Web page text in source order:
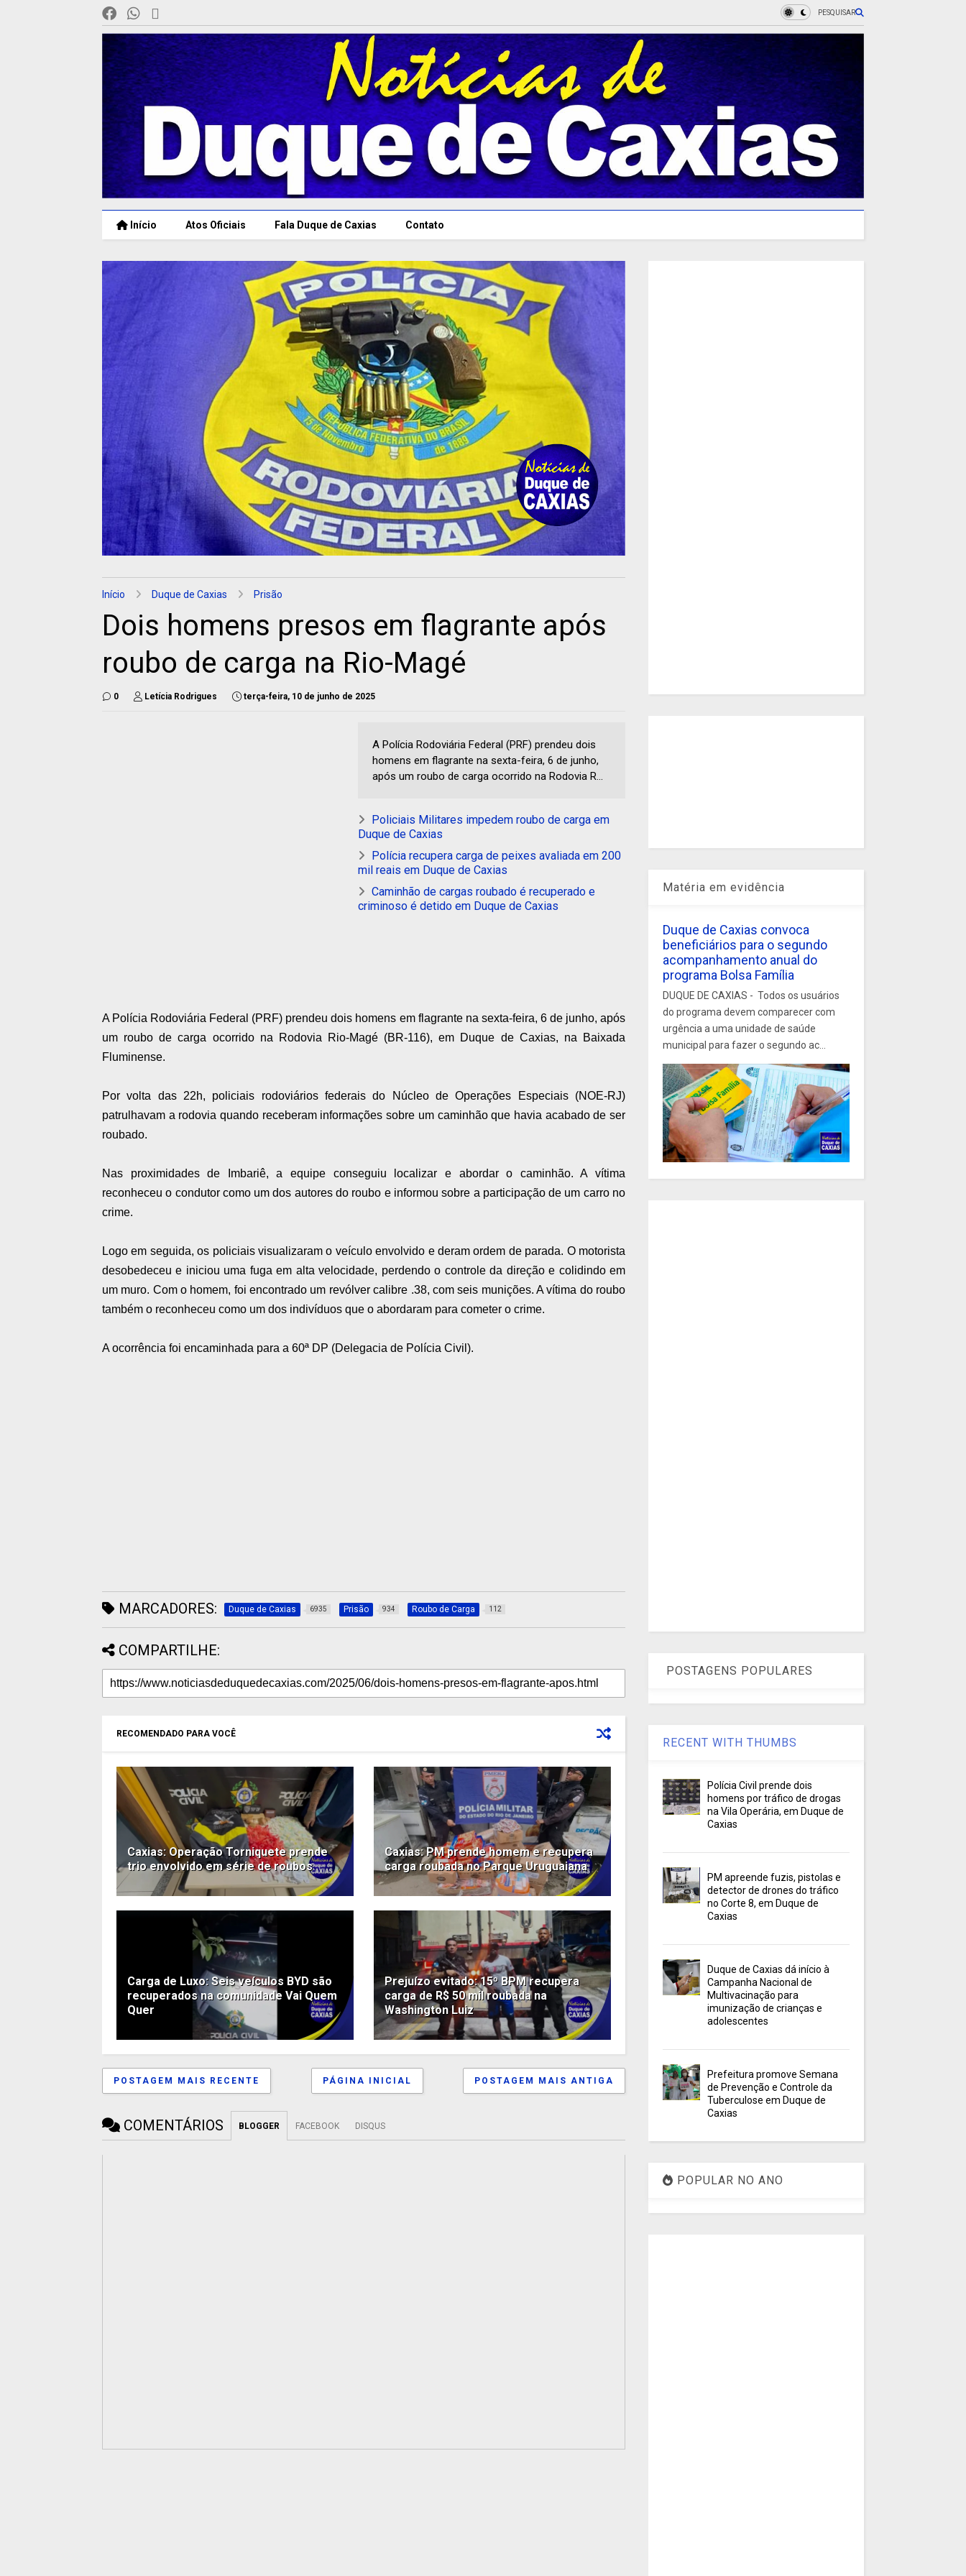
PESQUISAR
Início Atos Oficiais Fala Duque de Caxias Contato
Início Duque de Caxias Prisão
Dois homens presos em flagrante após
roubo de carga na Rio-Magé
0 Letícia Rodrigues terça-feira, 10 de junho de 2025
A Polícia Rodoviária Federal (PRF) prendeu dois
homens em flagrante na sexta-feira, 6 de junho,
após um roubo de carga ocorrido na Rodovia R...
Policiais Militares impedem roubo de carga em
Duque de Caxias
Polícia recupera carga de peixes avaliada em 200
mil reais em Duque de Caxias
Caminhão de cargas roubado é recuperado e
criminoso é detido em Duque de Caxias
A Polícia Rodoviária Federal (PRF) prendeu dois homens em flagrante na sexta-feira, 6 de junho, após
um roubo de carga ocorrido na Rodovia Rio-Magé (BR-116), em Duque de Caxias, na Baixada
Fluminense.
Por volta das 22h, policiais rodoviários federais do Núcleo de Operações Especiais (NOE-RJ)
patrulhavam a rodovia quando receberam informações sobre um caminhão que havia acabado de ser
roubado.
Nas proximidades de Imbariê, a equipe conseguiu localizar e abordar o caminhão. A vítima
reconheceu o condutor como um dos autores do roubo e informou sobre a participação de um carro no
crime.
Logo em seguida, os policiais visualizaram o veículo envolvido e deram ordem de parada. O motorista
desobedeceu e iniciou uma fuga em alta velocidade, perdendo o controle da direção e colidindo em
um muro. Com o homem, foi encontrado um revólver calibre .38, com seis munições. A vítima do roubo
também o reconheceu como um dos indivíduos que o abordaram para cometer o crime.
A ocorrência foi encaminhada para a 60ª DP (Delegacia de Polícia Civil).
MARCADORES: Duque de Caxias 6935 Prisão 934 Roubo de Carga 112
COMPARTILHE:
RECOMENDADO PARA VOCÊ
Caxias: Operação Torniquete prende
trio envolvido em série de roubos
Caxias: PM prende homem e recupera
carga roubada no Parque Uruguaiana
Carga de Luxo: Seis veículos BYD são
recuperados na comunidade Vai Quem
Quer
Prejuízo evitado: 15º BPM recupera
carga de R$ 50 mil roubada na
Washington Luiz
POSTAGEM MAIS RECENTE POSTAGEM MAIS ANTIGA
PÁGINA INICIAL
COMENTÁRIOS BLOGGER FACEBOOK DISQUS
Matéria em evidência
Duque de Caxias convoca
beneficiários para o segundo
acompanhamento anual do
programa Bolsa Família
DUQUE DE CAXIAS - Todos os usuários
do programa devem comparecer com
urgência a uma unidade de saúde
municipal para fazer o segundo ac...
POSTAGENS POPULARES
RECENT WITH THUMBS
Polícia Civil prende dois
homens por tráfico de drogas
na Vila Operária, em Duque de
Caxias
PM apreende fuzis, pistolas e
detector de drones do tráfico
no Corte 8, em Duque de
Caxias
Duque de Caxias dá início à
Campanha Nacional de
Multivacinação para
imunização de crianças e
adolescentes
Prefeitura promove Semana
de Prevenção e Controle da
Tuberculose em Duque de
Caxias
POPULAR NO ANO